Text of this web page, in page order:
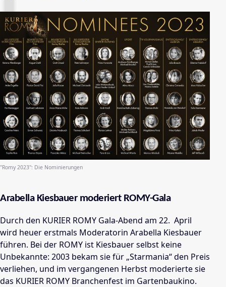
"Romy 2023": Die Nominierungen
Arabella Kiesbauer moderiert ROMY-Gala
Durch den KURIER ROMY Gala-Abend am 22. April
wird heuer erstmals Moderatorin Arabella Kiesbauer
führen. Bei der ROMY ist Kiesbauer selbst keine
Unbekannte: 2003 bekam sie für „Starmania“ den Preis
verliehen, und im vergangenen Herbst moderierte sie
das KURIER ROMY Branchenfest im Gartenbaukino.